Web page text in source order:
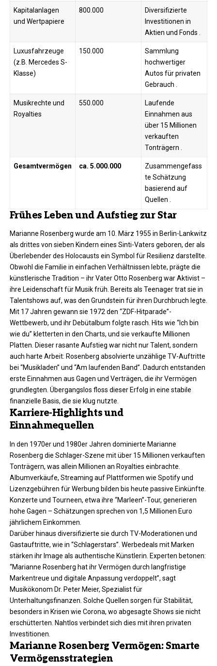
Kapitalanlagen
und Wertpapiere
800.000
Diversifizierte
Investitionen in
Aktien und Fonds ​.
Luxusfahrzeuge
(z.B. Mercedes S-
Klasse)
150.000
Sammlung
hochwertiger
Autos für privaten
Gebrauch ​.
Musikrechte und
Royalties
550.000
Laufende
Einnahmen aus
über 15 Millionen
verkauften
Tonträgern ​.
Gesamtvermögen ca. 5.000.000
Zusammengefass
te Schätzung
basierend auf
Quellen ​.
Frühes Leben und Aufstieg zur Star
Marianne Rosenberg wurde am 10. März 1955 in Berlin-Lankwitz
als drittes von sieben Kindern eines Sinti-Vaters geboren, der als
Überlebender des Holocausts ein Symbol für Resilienz darstellte.
Obwohl die Familie in einfachen Verhältnissen lebte, prägte die
künstlerische Tradition – ihr Vater Otto Rosenberg war Aktivist –
ihre Leidenschaft für Musik früh. Bereits als Teenager trat sie in
Talentshows auf, was den Grundstein für ihren Durchbruch legte.​
Mit 17 Jahren gewann sie 1972 den “ZDF-Hitparade”-
Wettbewerb, und ihr Debütalbum folgte rasch. Hits wie “Ich bin
wie du” kletterten in den Charts, und sie verkaufte Millionen
Platten. Dieser rasante Aufstieg war nicht nur Talent, sondern
auch harte Arbeit: Rosenberg absolvierte unzählige TV-Auftritte
bei “Musikladen” und “Am laufenden Band”. Dadurch entstanden
erste Einnahmen aus Gagen und Verträgen, die ihr Vermögen
grundlegten. Übergangslos floss dieser Erfolg in eine stabile
finanzielle Basis, die sie klug nutzte.​
Karriere-Highlights und
Einnahmequellen
In den 1970er und 1980er Jahren dominierte Marianne
Rosenberg die Schlager-Szene mit über 15 Millionen verkauften
Tonträgern, was allein Millionen an Royalties einbrachte.
Albumverkäufe, Streaming auf Plattformen wie Spotify und
Lizenzgebühren für Werbung bilden bis heute passive Einkünfte.
Konzerte und Tourneen, etwa ihre “Marleen”-Tour, generieren
hohe Gagen – Schätzungen sprechen von 1,5 Millionen Euro
jährlichem Einkommen.​
Darüber hinaus diversifizierte sie durch TV-Moderationen und
Gastauftritte, wie in “Schlagerstars”. Werbedeals mit Marken
stärken ihr Image als authentische Künstlerin. Experten betonen:
“Marianne Rosenberg hat ihr Vermögen durch langfristige
Markentreue und digitale Anpassung verdoppelt”, sagt
Musikökonom Dr. Peter Meier, Spezialist für
Unterhaltungsfinanzen. Solche Quellen sorgen für Stabilität,
besonders in Krisen wie Corona, wo abgesagte Shows sie nicht
erschütterten. Nahtlos verbindet sich dies mit ihren privaten
Investitionen.​
Marianne Rosenberg Vermögen: Smarte
Vermögensstrategien